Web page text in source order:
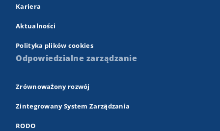
Kariera
Aktualności
Polityka plików cookies
Odpowiedzialne zarządzanie
Zrównoważony rozwój
Zintegrowany System Zarządzania
RODO